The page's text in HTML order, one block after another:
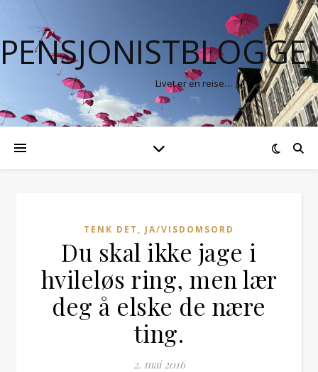
Livet er en reise…
TENK DET, JA/VISDOMSORD
Du skal ikke jage i
hvileløs ring, men lær
deg å elske de nære
ting.
2. mai 2016